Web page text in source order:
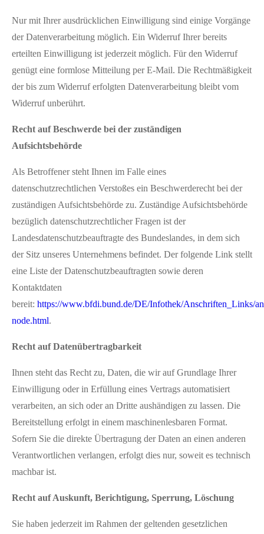
Nur mit Ihrer ausdrücklichen Einwilligung sind einige Vorgänge
der Datenverarbeitung möglich. Ein Widerruf Ihrer bereits
erteilten Einwilligung ist jederzeit möglich. Für den Widerruf
genügt eine formlose Mitteilung per E-Mail. Die Rechtmäßigkeit
der bis zum Widerruf erfolgten Datenverarbeitung bleibt vom
Widerruf unberührt.
Recht auf Beschwerde bei der zuständigen
Aufsichtsbehörde
Als Betroffener steht Ihnen im Falle eines
datenschutzrechtlichen Verstoßes ein Beschwerderecht bei der
zuständigen Aufsichtsbehörde zu. Zuständige Aufsichtsbehörde
bezüglich datenschutzrechtlicher Fragen ist der
Landesdatenschutzbeauftragte des Bundeslandes, in dem sich
der Sitz unseres Unternehmens befindet. Der folgende Link stellt
eine Liste der Datenschutzbeauftragten sowie deren
Kontaktdaten
bereit: https://www.bfdi.bund.de/DE/Infothek/Anschriften_Links/
node.html.
Recht auf Datenübertragbarkeit
Ihnen steht das Recht zu, Daten, die wir auf Grundlage Ihrer
Einwilligung oder in Erfüllung eines Vertrags automatisiert
verarbeiten, an sich oder an Dritte aushändigen zu lassen. Die
Bereitstellung erfolgt in einem maschinenlesbaren Format.
Sofern Sie die direkte Übertragung der Daten an einen anderen
Verantwortlichen verlangen, erfolgt dies nur, soweit es technisch
machbar ist.
Recht auf Auskunft, Berichtigung, Sperrung, Löschung
Sie haben jederzeit im Rahmen der geltenden gesetzlichen